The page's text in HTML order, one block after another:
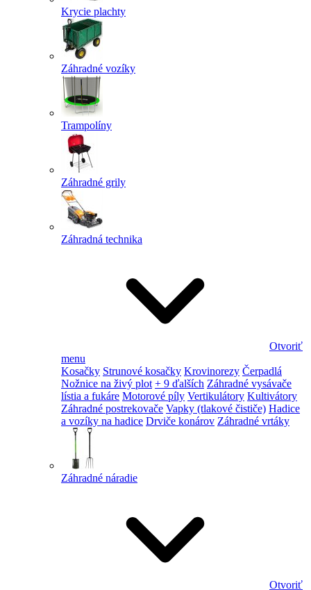
Krycie plachty
Záhradné vozíky
Trampolíny
Záhradné grily
Záhradná technika
Otvoriť
menu
Kosačky Strunové kosačky Krovinorezy Čerpadlá
Nožnice na živý plot + 9 ďalších Záhradné vysávače
lístia a fukáre Motorové píly Vertikulátory Kultivátory
Záhradné postrekovače Vapky (tlakové čističe) Hadice
a vozíky na hadice Drviče konárov Záhradné vrtáky
Záhradné náradie
Otvoriť